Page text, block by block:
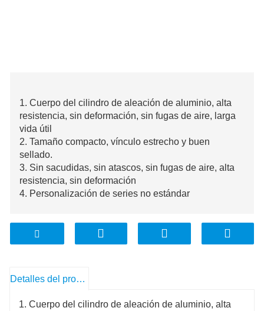
1. Cuerpo del cilindro de aleación de aluminio, alta
resistencia, sin deformación, sin fugas de aire, larga
vida útil
2. Tamaño compacto, vínculo estrecho y buen
sellado.
3. Sin sacudidas, sin atascos, sin fugas de aire, alta
resistencia, sin deformación
4. Personalización de series no estándar
Detalles del producto
1. Cuerpo del cilindro de aleación de aluminio, alta